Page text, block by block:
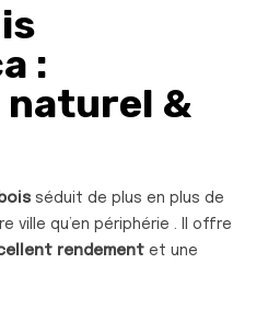
:
&
séduit de plus en plus de
ville qu’en périphérie . Il offre
rendement et une